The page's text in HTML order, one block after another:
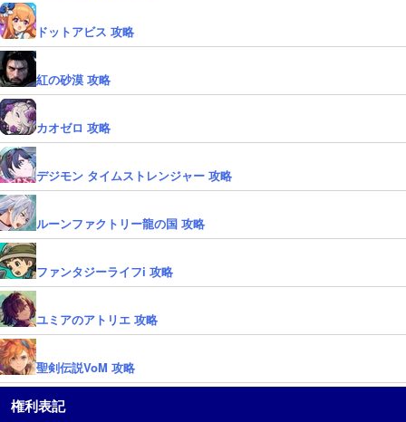
ドットアビス 攻略
紅の砂漠 攻略
カオゼロ 攻略
デジモン タイムストレンジャー 攻略
ルーンファクトリー龍の国 攻略
ファンタジーライフi 攻略
ユミアのアトリエ 攻略
聖剣伝説VoM 攻略
権利表記